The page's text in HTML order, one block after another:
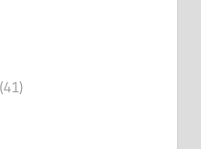
(41)